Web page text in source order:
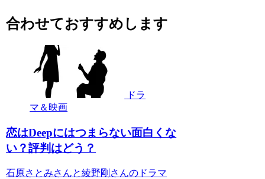
合わせておすすめします
ドラ
マ＆映画
恋はDeepにはつまらない面白くな
い？評判はどう？
石原さとみさんと綾野剛さんのドラマ